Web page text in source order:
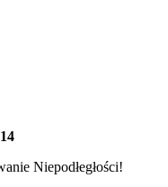
Niepodłegłości!